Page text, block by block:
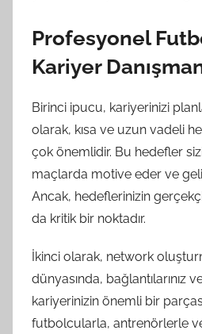
Profesyonel
Kariyer
Birinci ipucu, kariyerinizi
olarak, kısa ve uzun vadeli
çok önemlidir. Bu hedefler
maçlarda motive eder ve
Ancak, hedeflerinizin
da kritik bir noktadır.
İkinci olarak, network
dünyasında, bağlantılarınız
kariyerinizin önemli bir
futbolcularla, antrenörlerle